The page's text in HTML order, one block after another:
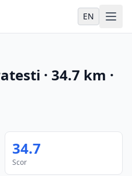
EN
· 34.7 km ·
34.7
Scor